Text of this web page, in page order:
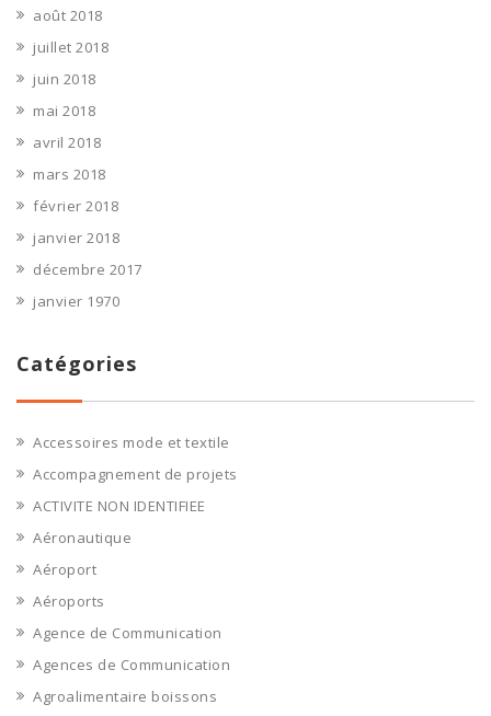
août 2018
juillet 2018
juin 2018
mai 2018
avril 2018
mars 2018
février 2018
janvier 2018
décembre 2017
janvier 1970
Catégories
Accessoires mode et textile
Accompagnement de projets
ACTIVITE NON IDENTIFIEE
Aéronautique
Aéroport
Aéroports
Agence de Communication
Agences de Communication
Agroalimentaire boissons